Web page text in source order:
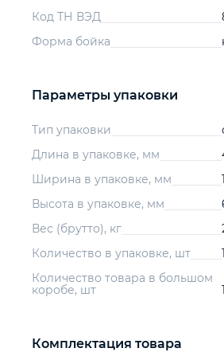
Код ТН ВЭД
Форма бойка
Параметры упаковки
Тип упаковки
Длина в упаковке, мм
Ширина в упаковке, мм
Высота в упаковке, мм
Вес (брутто), кг
Количество в упаковке, шт
1
Количество товара в большом
коробе, шт
Комплектация товара